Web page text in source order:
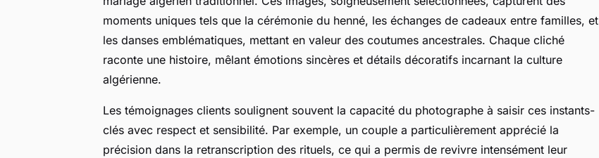
moments uniques tels que la cérémonie du henné, les échanges de cadeaux entre familles, et
les danses emblématiques, mettant en valeur des coutumes ancestrales. Chaque cliché
raconte une histoire, mêlant émotions sincères et détails décoratifs incarnant la culture
algérienne.
Les témoignages clients soulignent souvent la capacité du photographe à saisir ces instants-
clés avec respect et sensibilité. Par exemple, un couple a particulièrement apprécié la
précision dans la retranscription des rituels, ce qui a permis de revivre intensément leur